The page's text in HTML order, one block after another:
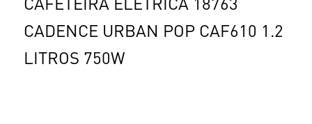
CADENCE URBAN POP CAF610 1.2
LITROS 750W